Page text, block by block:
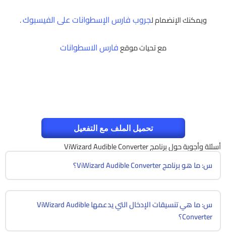
ويمكنك الإنضمام لجروب فارس الإسطوانات على الفيسبوك.
مع تحيات موقعفارس الاسطوانات
تحميل الملف مع التفعيل
أسئلة وأجوبة حول برنامج ViWizard Audible Converter
س: ما هو برنامج ViWizard Audible Converter؟
س: ما هي تنسيقات الإدخال التي يدعمها ViWizard Audible
Converter؟